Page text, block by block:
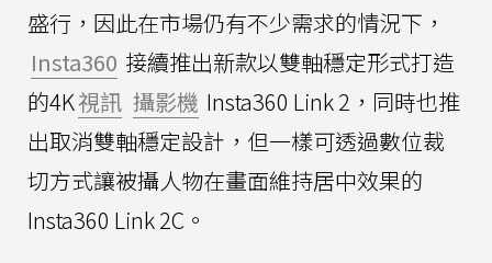
盛行，因此在市場仍有不少需求的情況下，
Insta360 接續推出新款以雙軸穩定形式打造
的4K視訊 攝影機 Insta360 Link 2，同時也推
出取消雙軸穩定設計，但一樣可透過數位裁
切方式讓被攝人物在畫面維持居中效果的
Insta360 Link 2C。